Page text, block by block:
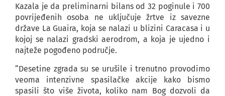
Kazala je da preliminarni bilans od 32 poginule i 700
povrijeđenih osoba ne uključuje žrtve iz savezne
države La Guaira, koja se nalazi u blizini Caracasa i u
kojoj se nalazi gradski aerodrom, a koja je ujedno i
najteže pogođeno područje.
“Desetine zgrada su se urušile i trenutno provodimo
veoma intenzivne spasilačke akcije kako bismo
spasili što više života, koliko nam Bog dozvoli da